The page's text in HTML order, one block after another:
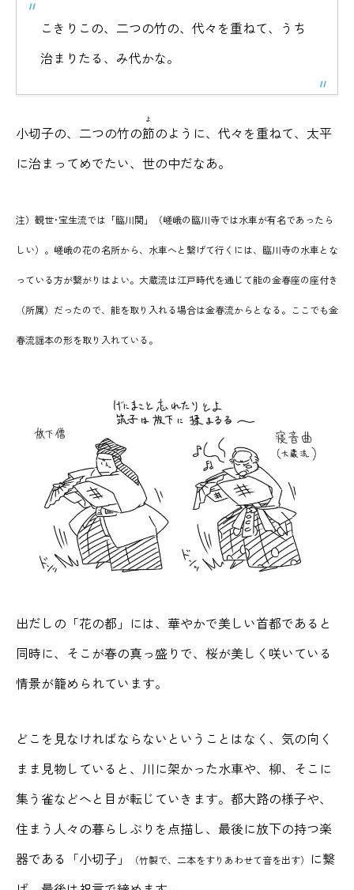
こきりこの、二つの竹の、代々を重ねて、うち
治まりたる、み代かな。
小切子の、二つの竹の節
よ
のように、代々を重ねて、太平
に治まってめでたい、世の中だなあ。
注）観世･宝生流では「臨川関」（嵯峨の臨川寺では水車が有名であったら
しい）。嵯峨の花の名所から、水車へと繋げて行くには、臨川寺の水車とな
っている方が繋がりはよい。 大蔵流は江戸時代を通じて能の金春座の座付き
（所属）だったので、能を取り入れる場合は金春流からとなる。ここでも金
春流謡本の形を取り入れている。
出だしの「花の都」には、華やかで美しい首都であると
同時に、そこが春の真っ盛りで、桜が美しく咲いている
情景が籠められています。
どこを見なければならないということはなく、気の向く
まま見物していると、川に架かった水車や、柳、そこに
集う雀などへと目が転じていきます。都大路の様子や、
住まう人々の暮らしぶりを点描し、最後に放下の持つ楽
器である「小切子」
（竹製で、二本をすりあわせて音を出す）
に繋